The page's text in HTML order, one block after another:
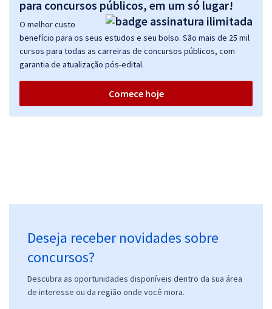
para concursos públicos, em um só lugar!
O melhor custo
benefício para os seus estudos e seu bolso. São mais de 25 mil
cursos para todas as carreiras de concursos públicos, com
garantia de atualização pós-edital.
Comece hoje
Deseja receber novidades sobre
concursos?
Descubra as oportunidades disponíveis dentro da sua área
de interesse ou da região onde você mora.